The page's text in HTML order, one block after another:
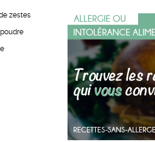
zestes